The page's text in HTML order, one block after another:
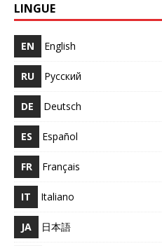
LINGUE
EN English
RU Русский
DE Deutsch
ES Español
FR Français
IT Italiano
JA 日本語